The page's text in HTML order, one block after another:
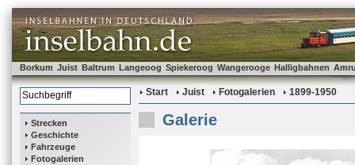
Borkum Juist Baltrum Langeoog Spiekeroog Wangerooge Halligbahnen
Strecken
Geschichte
Fahrzeuge
Fotogalerien
Start Juist Fotogalerien 1899-1950
Galerie